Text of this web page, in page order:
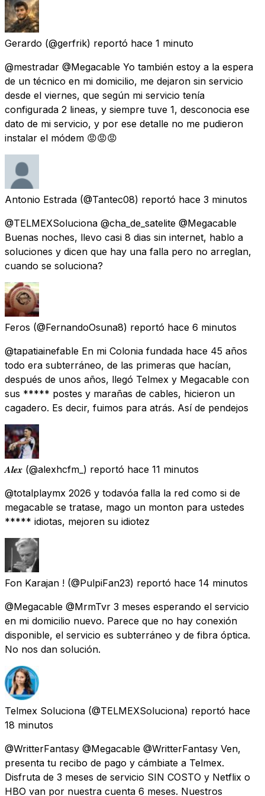
Gerardo (@gerfrik) reportó hace 1 minuto
@mestradar @Megacable Yo también estoy a la espera
de un técnico en mi domicilio, me dejaron sin servicio
desde el viernes, que según mi servicio tenía
configurada 2 lineas, y siempre tuve 1, desconocia ese
dato de mi servicio, y por ese detalle no me pudieron
instalar el módem 😡😡😡
Antonio Estrada (@Tantec08) reportó hace 3 minutos
@TELMEXSoluciona @cha_de_satelite @Megacable
Buenas noches, llevo casi 8 dias sin internet, hablo a
soluciones y dicen que hay una falla pero no arreglan,
cuando se soluciona?
Feros (@FernandoOsuna8) reportó hace 6 minutos
@tapatiainefable En mi Colonia fundada hace 45 años
todo era subterráneo, de las primeras que hacían,
después de unos años, llegó Telmex y Megacable con
sus ***** postes y marañas de cables, hicieron un
cagadero. Es decir, fuimos para atrás. Así de pendejos
𝑨𝒍𝒆𝒙 (@alexhcfm_) reportó hace 11 minutos
@totalplaymx 2026 y todavóa falla la red como si de
megacable se tratase, mago un monton para ustedes
***** idiotas, mejoren su idiotez
Fon Karajan ! (@PulpiFan23) reportó hace 14 minutos
@Megacable @MrmTvr 3 meses esperando el servicio
en mi domicilio nuevo. Parece que no hay conexión
disponible, el servicio es subterráneo y de fibra óptica.
No nos dan solución.
Telmex Soluciona (@TELMEXSoluciona) reportó hace
18 minutos
@WritterFantasy @Megacable @WritterFantasy Ven,
presenta tu recibo de pago y cámbiate a Telmex.
Disfruta de 3 meses de servicio SIN COSTO y Netflix o
HBO van por nuestra cuenta 6 meses. Nuestros